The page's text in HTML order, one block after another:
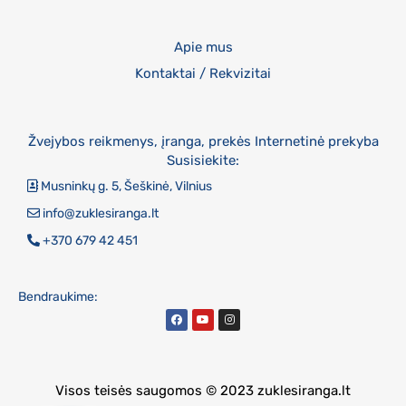
Apie mus
Kontaktai / Rekvizitai
Žvejybos reikmenys, įranga, prekės Internetinė prekyba
Susisiekite:
Musninkų g. 5, Šeškinė, Vilnius
info@zuklesiranga.lt
+370 679 42 451
Bendraukime:
Visos teisės saugomos © 2023 zuklesiranga.lt